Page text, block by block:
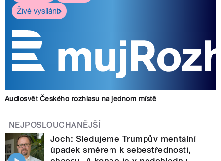
Živé vysílání
Audiosvět Českého rozhlasu na jednom místě
NEJPOSLOUCHANĚJŠÍ
Joch: Sledujeme Trumpův mentální
úpadek směrem k sebestřednosti,